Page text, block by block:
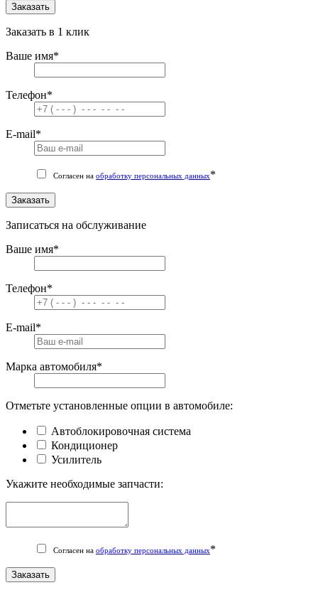
Заказать
Заказать в 1 клик
Ваше имя*
Телефон*
E-mail*
Согласен на обработку персональных данных*
Заказать
Записаться на обслуживание
Ваше имя*
Телефон*
E-mail*
Марка автомобиля*
Отметьте установленные опции в автомобиле:
Автоблокировочная система
Кондиционер
Усилитель
Укажите необходимые запчасти:
Согласен на обработку персональных данных*
Заказать